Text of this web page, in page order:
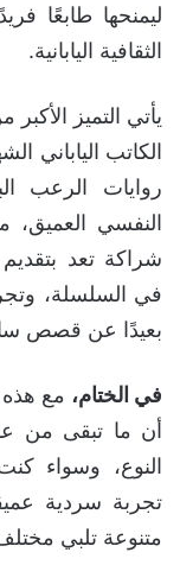
ليمنحها طابعًا
الثقافية اليابانية.
يأتي التميز
روايات الرعب
شراكة تعد
في السلسلة،
بعيدًا عن قصص
في الختام، مع هذه
النوع، وسواء
تجربة سردية
متنوعة تلبي